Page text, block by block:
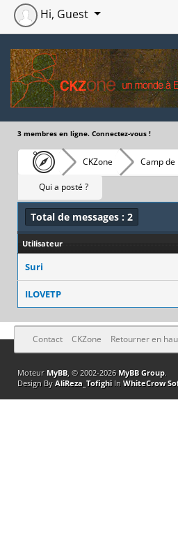
Hi, Guest
3 membres en ligne. Connectez-vous !
CKZone Camp de
Qui a posté ?
Total de messages : 2
Utilisateur
Suri
ILOVETP
Contact CKZone Retourner en
Moteur MyBB, © 2002-2026 MyBB Group.
Design By AliReza_TofighiIn WhiteCrow